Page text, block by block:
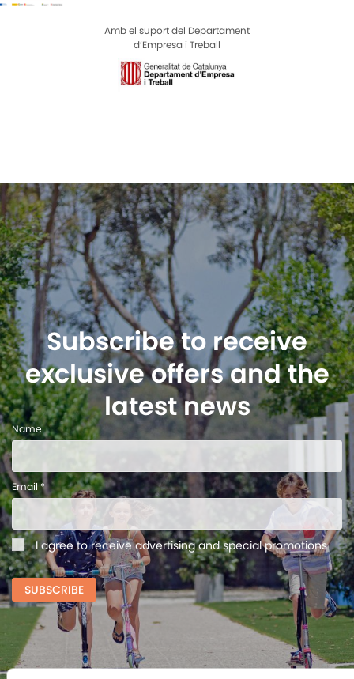
Amb el suport del Departament
d’Empresa i Treball
Subscribe to receive
exclusive offers and the
latest news
Name
Email *
I agree to receive advertising and special promotions
SUBSCRIBE